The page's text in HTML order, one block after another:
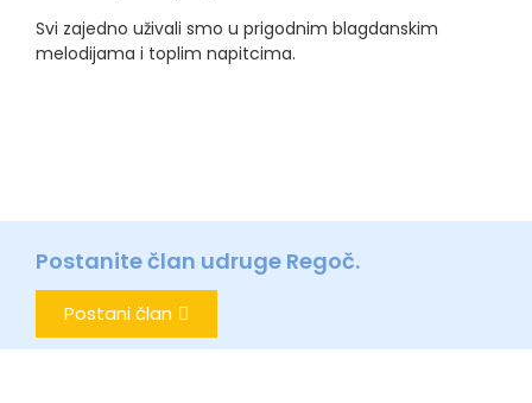
Svi zajedno uživali smo u prigodnim blagdanskim
melodijama i toplim napitcima.
Postanite član udruge Regoč.
Postani član